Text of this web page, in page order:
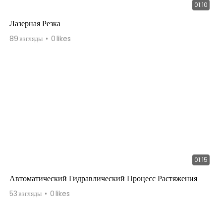
01:10
Лазерная Резка
89взгляды 0likes
01:15
Автоматический Гидравлический Процесс Растяжения
53взгляды 0likes